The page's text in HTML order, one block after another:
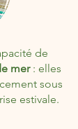
de
mer : elles
sous
estivale.